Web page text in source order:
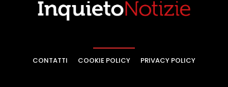
CONTATTI COOKIE POLICY PRIVACY POLICY